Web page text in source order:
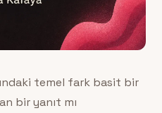
temel fark basit bir
bir yanıt mı